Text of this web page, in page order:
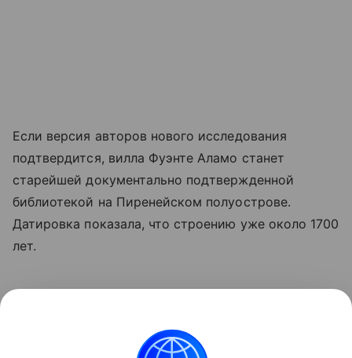
Если версия авторов нового исследования
подтвердится, вилла Фуэнте Аламо станет
старейшей документально подтвержденной
библиотекой на Пиренейском полуострове.
Датировка показала, что строению уже около 1700
лет.
Ранее мы